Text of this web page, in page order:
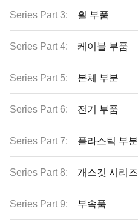
Series Part 3: 휠 부품
Series Part 4: 케이블 부품
Series Part 5: 본체 부분
Series Part 6: 전기 부품
Series Part 7: 플라스틱 부분
Series Part 8: 개스킷 시리즈
Series Part 9: 부속품